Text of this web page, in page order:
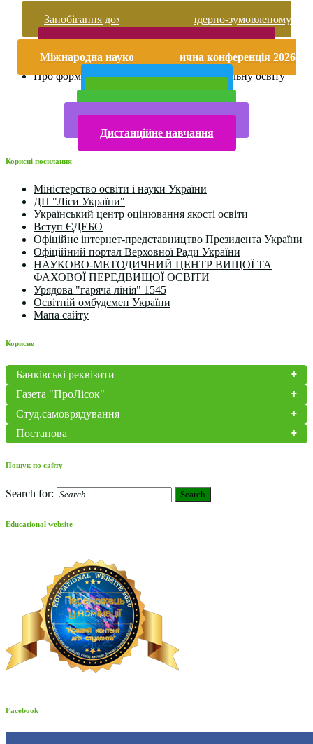
Нормативно-правова база
Форма заяви здобувача
Перелік професій
Майстри сервісних центрів
Про формальну, неформальну та інформальну освіту
Запобігання домашньому та гендерно-зумовленому
Міжнародна науково-практична конференція 2026
Дистанційне навчання
Корисні посилання
Міністерство освіти і науки України
ДП "Ліси України"
Український центр оцінювання якості освіти
Вступ ЄДЕБО
Офіційне інтернет-представництво Президента України
Офіційний портал Верховної Ради України
НАУКОВО-МЕТОДИЧНИЙ ЦЕНТР ВИЩОЇ ТА
ФАХОВОЇ ПЕРЕДВИЩОЇ ОСВІТИ
Урядова "гаряча лінія" 1545
Освітній омбудсмен України
Мапа сайту
Корисне
Банківські реквізити
Газета "ПроЛісок"
Студ.самоврядування
Постанова
Пошук по сайту
Search for: Search
Educational website
Facebook